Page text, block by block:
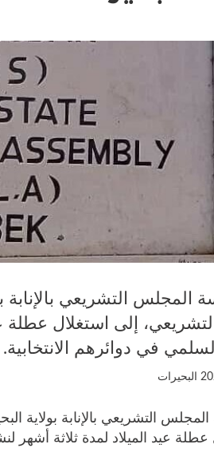
المجلس التشريعي بالإنابة
إلى استغلال عطلة
في دوائرهم الانتخابية.
البحيرات
التشريعي بالإنابة بولاية
عطلة عيد الميلاد لمدة ثلاثة